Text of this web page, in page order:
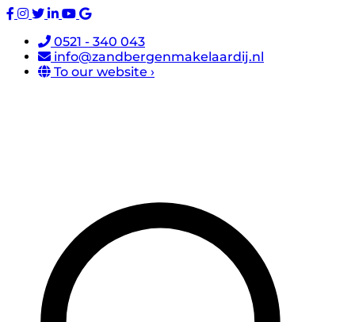
0521 - 340 043
info@zandbergenmakelaardij.nl
To our website ›